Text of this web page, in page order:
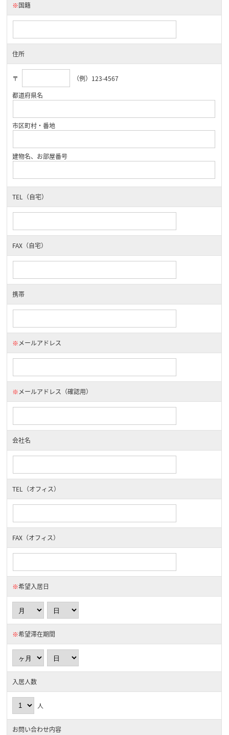
※国籍
住所
〒
（例）123-4567
都道府県名
市区町村・番地
建物名、お部屋番号
TEL（自宅）
FAX（自宅）
携帯
※メールアドレス
※メールアドレス（確認用）
会社名
TEL（オフィス）
FAX（オフィス）
※希望入居日
※希望滞在期間
入居人数
人
お問い合わせ内容